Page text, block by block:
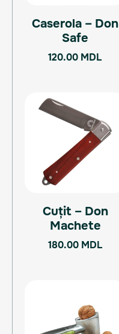
Caserola – Don
Safe
120.00 MDL
Cuțit – Don
Machete
180.00 MDL